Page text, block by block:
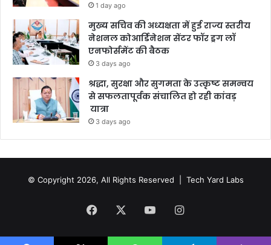
1 day ago
मुख्य सचिव की अध्यक्षता में हुई राज्य स्तरीय
नेशनल कोआर्डिनेशन सेंटर फॉर ड्रग लॉ
एनफोर्समेंट की बैठक
3 days ago
श्रद्धा, सुरक्षा और सुगमता के उत्कृष्ट समन्वय
से सफलतापूर्वक संचालित हो रही कांवड़
यात्रा
3 days ago
© Copyright 2026, All Rights Reserved | Tech Yard Labs
Facebook YouTubeInstagram